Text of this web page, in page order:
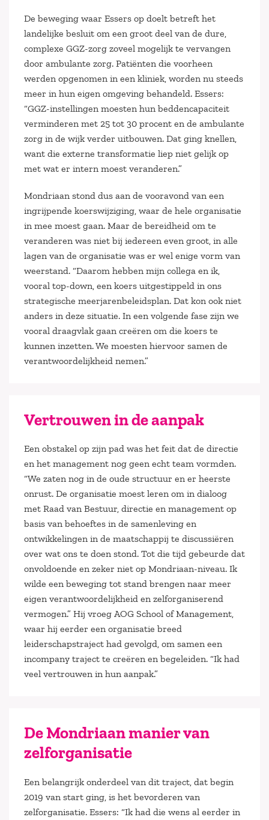
De beweging waar Essers op doelt betreft het
landelijke besluit om een groot deel van de dure,
complexe GGZ-zorg zoveel mogelijk te vervangen
door ambulante zorg. Patiënten die voorheen
werden opgenomen in een kliniek, worden nu steeds
meer in hun eigen omgeving behandeld. Essers:
“GGZ-instellingen moesten hun beddencapaciteit
verminderen met 25 tot 30 procent en de ambulante
zorg in de wijk verder uitbouwen. Dat ging knellen,
want die externe transformatie liep niet gelijk op
met wat er intern moest veranderen.”
Mondriaan stond dus aan de vooravond van een
ingrijpende koerswijziging, waar de hele organisatie
in mee moest gaan. Maar de bereidheid om te
veranderen was niet bij iedereen even groot, in alle
lagen van de organisatie was er wel enige vorm van
weerstand. “Daarom hebben mijn collega en ik,
vooral top-down, een koers uitgestippeld in ons
strategische meerjarenbeleidsplan. Dat kon ook niet
anders in deze situatie. In een volgende fase zijn we
vooral draagvlak gaan creëren om die koers te
kunnen inzetten. We moesten hiervoor samen de
verantwoordelijkheid nemen.”
Vertrouwen in de aanpak
Een obstakel op zijn pad was het feit dat de directie
en het management nog geen echt team vormden.
“We zaten nog in de oude structuur en er heerste
onrust. De organisatie moest leren om in dialoog
met Raad van Bestuur, directie en management op
basis van behoeftes in de samenleving en
ontwikkelingen in de maatschappij te discussiëren
over wat ons te doen stond. Tot die tijd gebeurde dat
onvoldoende en zeker niet op Mondriaan-niveau. Ik
wilde een beweging tot stand brengen naar meer
eigen verantwoordelijkheid en zelforganiserend
vermogen.” Hij vroeg AOG School of Management,
waar hij eerder een organisatie breed
leiderschapstraject had gevolgd, om samen een
incompany traject te creëren en begeleiden. “Ik had
veel vertrouwen in hun aanpak.”
De Mondriaan manier van
zelforganisatie
Een belangrijk onderdeel van dit traject, dat begin
2019 van start ging, is het bevorderen van
zelforganisatie. Essers: “Ik had die wens al eerder in